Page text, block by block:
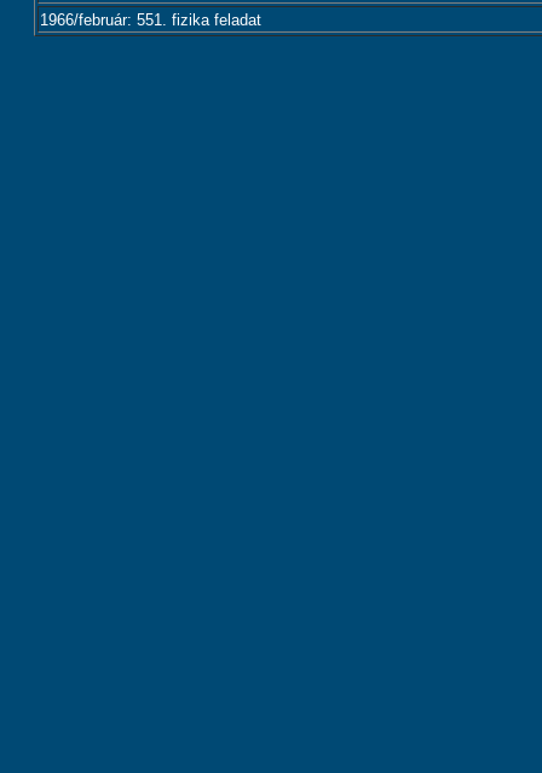
1966/február: 551. fizika feladat